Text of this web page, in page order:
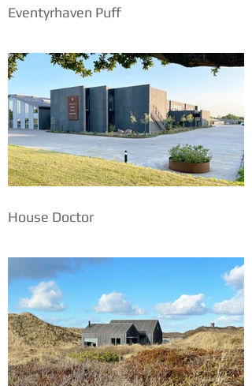
Eventyrhaven Puff
House Doctor